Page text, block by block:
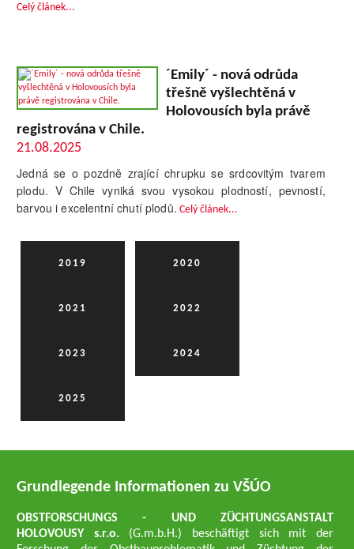
Celý článek...
´Emily´ - nová odrůda
třešně vyšlechtěná v
Holovousích byla právě
registrována v Chile.
21.08.2025
Jedná se o pozdně zrající chrupku se srdcovitým tvarem
plodu. V Chile vyniká svou vysokou plodností, pevností,
barvou i excelentní chutí plodů. Celý článek...
2019 2020
2021 2022
2023 2024
2025
Grundlegende Informationen zu VŠÚO
OBSTFORSCHUNGS - UND ZÜCHTUNGSANSTALT
HOLOVOUSY s.r.o. (G.m.b.H.) beschäftigt sich mit der